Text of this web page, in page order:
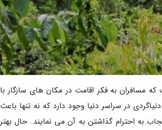
مسافران به فکر اقامت در مکان های سازگار با
در سراسر دنیا وجود دارد که نه تنها باعث
به احترام گذاشتن به آن می نمایند. حال بهتر